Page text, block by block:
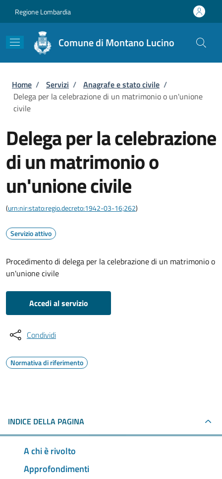
Regione Lombardia
Comune di Montano Lucino
Briciole di pane
Home / Servizi / Anagrafe e stato civile /
Delega per la celebrazione di un matrimonio o un'unione
civile
Delega per la celebrazione
di un matrimonio o
un'unione civile
(urn:nir:stato:regio.decreto:1942-03-16;262)
Servizio attivo
Procedimento di delega per la celebrazione di un matrimonio o
un'unione civile
Accedi al servizio
Condividi
Normativa di riferimento
INDICE DELLA PAGINA
A chi è rivolto
Approfondimenti